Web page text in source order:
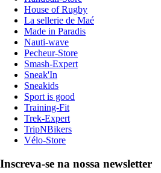
House of Rugby
La sellerie de Maé
Made in Paradis
Nauti-wave
Pecheur-Store
Smash-Expert
Sneak'In
Sneakids
Sport is good
Training-Fit
Trek-Expert
TripNBikers
Vélo-Store
Inscreva-se na nossa newsletter